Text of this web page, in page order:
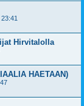
Hirvitalolla
HAETAAN)